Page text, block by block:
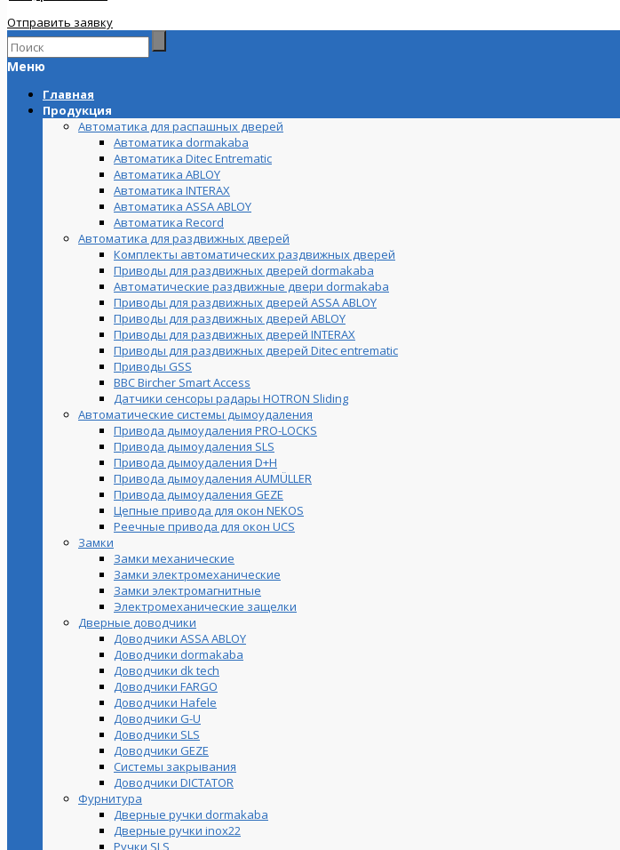
Отправить заявку
Меню
Главная
Продукция
Автоматика для распашных дверей
Автоматика dormakaba
Автоматика Ditec Entrematic
Автоматика ABLOY
Автоматика INTERAX
Автоматика ASSA ABLOY
Автоматика Record
Автоматика для раздвижных дверей
Комплекты автоматических раздвижных дверей
Приводы для раздвижных дверей dormakaba
Автоматические раздвижные двери dormakaba
Приводы для раздвижных дверей ASSA ABLOY
Приводы для раздвижных дверей ABLOY
Приводы для раздвижных дверей INTERAX
Приводы для раздвижных дверей Ditec entrematic
Приводы GSS
BBC Bircher Smart Access
Датчики сенсоры радары HOTRON Sliding
Автоматические системы дымоудаления
Привода дымоудаления PRO-LOCKS
Привода дымоудаления SLS
Привода дымоудаления D+H
Привода дымоудаления AUMÜLLER
Привода дымоудаления GEZE
Цепные привода для окон NEKOS
Реечные привода для окон UСS
Замки
Замки механические
Замки электромеханические
Замки электромагнитные
Электромеханические защелки
Дверные доводчики
Доводчики ASSA ABLOY
Доводчики dormakaba
Доводчики dk tech
Доводчики FARGO
Доводчики Hafele
Доводчики G-U
Доводчики SLS
Доводчики GEZE
Cистемы закрывания
Доводчики DICTATOR
Фурнитура
Дверные ручки dormakaba
Дверные ручки inox22
Ручки SLS